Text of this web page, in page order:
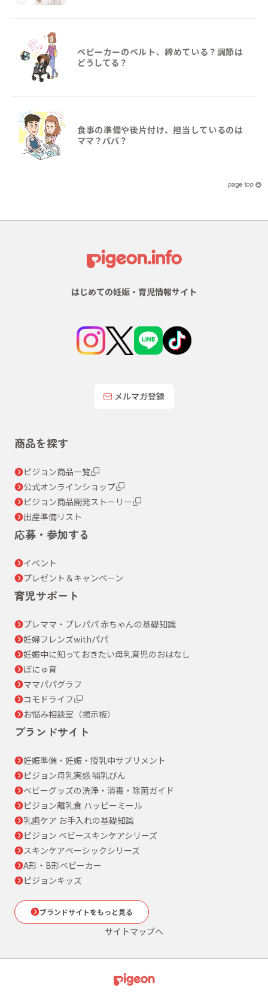
ベビーカーのベルト、締めている？調節は
どうしてる？
食事の準備や後片付け、担当しているのは
ママ？パパ？
はじめての妊娠・育児情報サイト
メルマガ登録
商品を探す
ピジョン商品一覧
公式オンラインショップ
ピジョン商品開発ストーリー
出産準備リスト
応募・参加する
イベント
プレゼント＆キャンペーン
育児サポート
プレママ・プレパパ 赤ちゃんの基礎知識
妊婦フレンズwithパパ
妊娠中に知っておきたい母乳育児のおはなし
ぼにゅ育
ママパパグラフ
コモドライフ
お悩み相談室（掲示板）
ブランドサイト
妊娠準備・妊娠・授乳中サプリメント
ピジョン母乳実感 哺乳びん
ベビーグッズの洗浄・消毒・除菌ガイド
ピジョン離乳食 ハッピーミール
乳歯ケア お手入れの基礎知識
ピジョン ベビースキンケアシリーズ
スキンケアベーシックシリーズ
A形・B形ベビーカー
ピジョンキッズ
ブランドサイトをもっと見る
サイトマップへ